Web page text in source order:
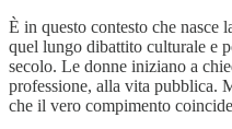
È in questo contesto che nasce
quel lungo dibattito culturale e
secolo. Le donne iniziano a
professione, alla vita pubblica.
che il vero compimento